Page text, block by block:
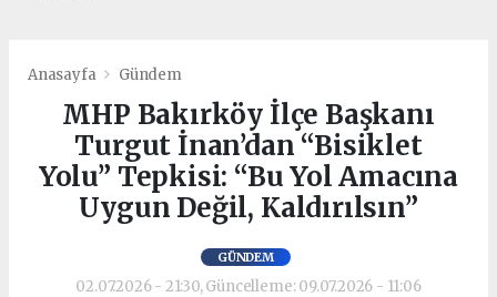
Anasayfa Gündem
MHP Bakırköy İlçe Başkanı
Turgut İnan’dan “Bisiklet
Yolu” Tepkisi: “Bu Yol Amacına
Uygun Değil, Kaldırılsın”
GÜNDEM
02.07.2026 - 21:30, Güncelleme: 09.07.2026 - 11:06